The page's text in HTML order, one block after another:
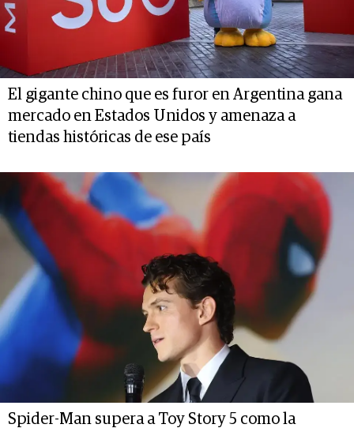
El gigante chino que es furor en Argentina gana
mercado en Estados Unidos y amenaza a
tiendas históricas de ese país
Spider-Man supera a Toy Story 5 como la